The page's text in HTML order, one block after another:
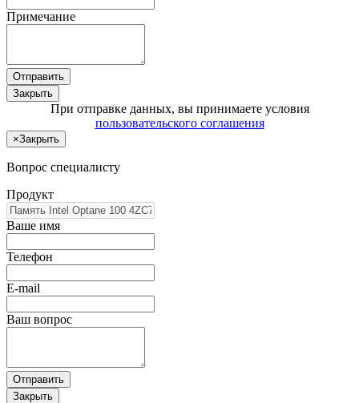
Примечание
Отправить
Закрыть
При отправке данных, вы принимаете условия
пользовательского соглашения
×Закрыть
Вопрос специалисту
Продукт
Ваше имя
Телефон
E-mail
Ваш вопрос
Отправить
Закрыть